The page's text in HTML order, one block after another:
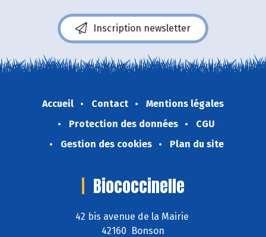
Inscription newsletter
Accueil Contact
Mentions légales
Protection des données
CGU
Gestion des cookies
Plan du site
Biococcinelle
42 bis avenue de la Mairie
42160 Bonson